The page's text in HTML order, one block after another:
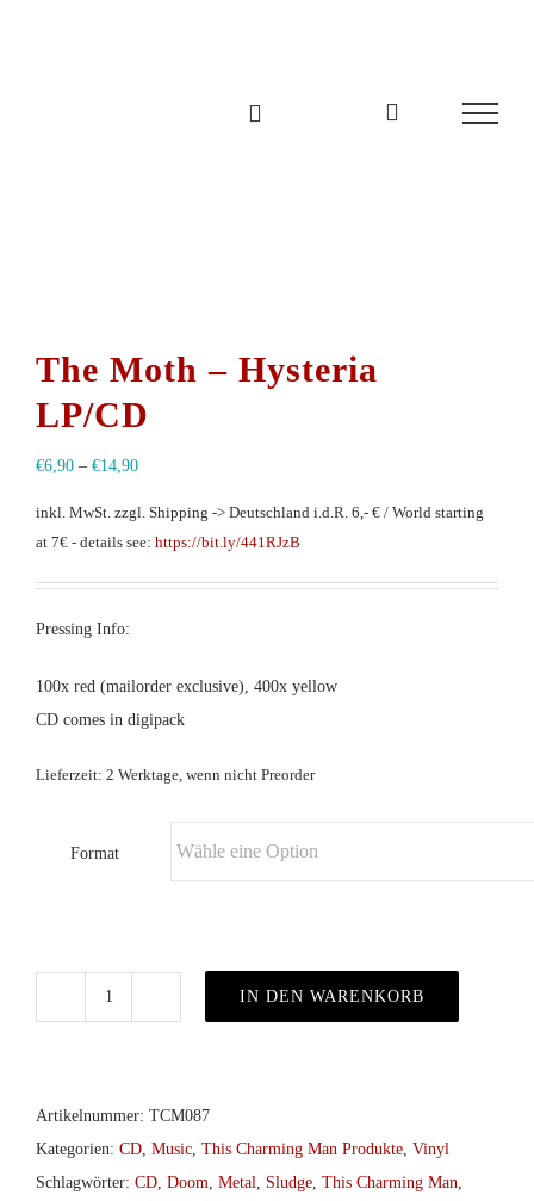
The Moth – Hysteria
LP/CD
€6,90 – €14,90
inkl. MwSt. zzgl. Shipping -> Deutschland i.d.R. 6,- € / World starting
at 7€ - details see: https://bit.ly/441RJzB
Pressing Info:
100x red (mailorder exclusive), 400x yellow
CD comes in digipack
Lieferzeit: 2 Werktage, wenn nicht Preorder
Format
Hysteria
LP/CD
Menge
IN DEN WARENKORB
Artikelnummer: TCM087
Kategorien: CD Music This Charming Man Produkte Vinyl
Schlagwörter: CD Doom Metal Sludge This Charming Man